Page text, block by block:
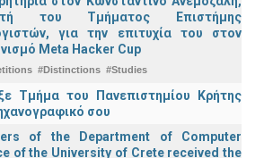
του Τμήματος Επιστήμης
για την επιτυχία του στον
Meta Hacker Cup
#Distinctions #Studies
Τμήμα του Πανεπιστημίου Κρήτης
σου
of the Department of Computer
of the University of Crete received the